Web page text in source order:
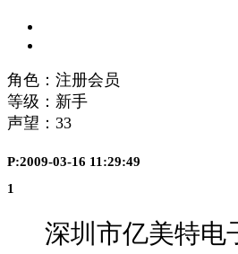
角色：注册会员
等级：新手
声望： 33
P:2009-03-16 11:29:49
1
深圳市亿美特电